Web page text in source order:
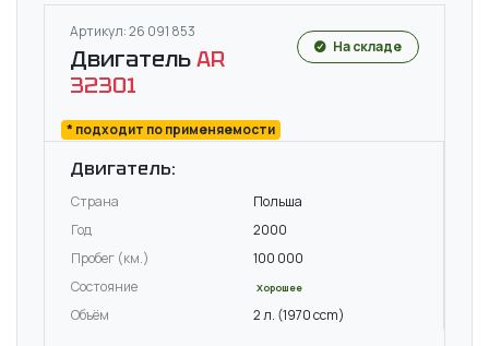
Артикул: 26 091 853
ДвигательAR
32301
* подходит по применяемости
На складе
Двигатель:
Страна
Польша
Год
2000
Пробег (км.)
100 000
Состояние
Хорошее
Объём 2 л. (1970 ccm)